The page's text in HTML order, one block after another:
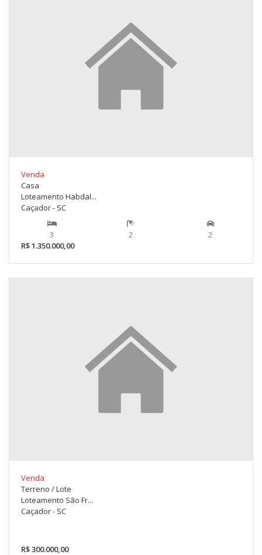
Venda
Casa
Loteamento Habdal...
Caçador - SC
3 2
2
R$ 1.350.000,00
Venda
Terreno / Lote
Loteamento São Fr...
Caçador - SC
R$ 300.000,00